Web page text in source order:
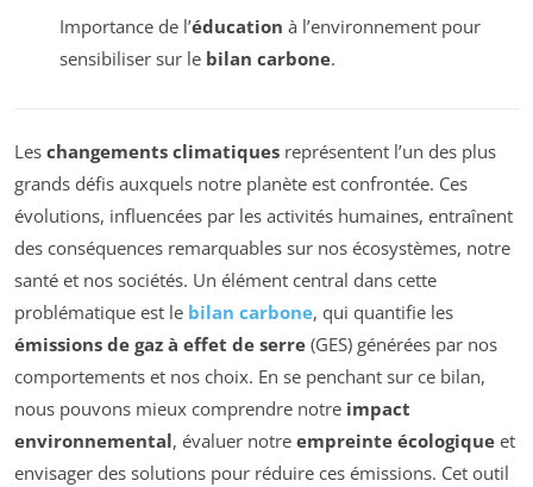
Importance de l’éducation à l’environnement pour
sensibiliser sur le bilan carbone.
Les changements climatiques représentent l’un des plus
grands défis auxquels notre planète est confrontée. Ces
évolutions, influencées par les activités humaines, entraînent
des conséquences remarquables sur nos écosystèmes, notre
santé et nos sociétés. Un élément central dans cette
problématique est le bilan carbone, qui quantifie les
émissions de gaz à effet de serre (GES) générées par nos
comportements et nos choix. En se penchant sur ce bilan,
nous pouvons mieux comprendre notre impact
environnemental, évaluer notre empreinte écologique et
envisager des solutions pour réduire ces émissions. Cet outil